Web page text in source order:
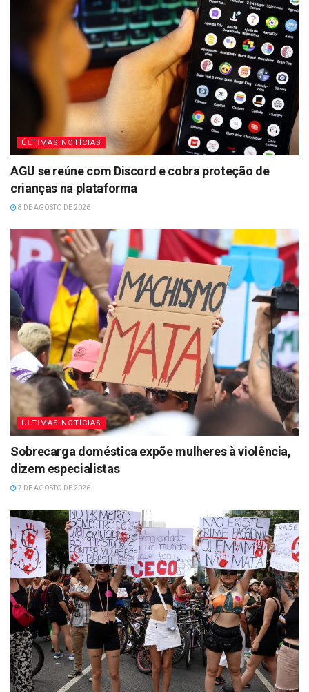
ÚLTIMAS NOTÍCIAS
AGU se reúne com Discord e cobra proteção de
crianças na plataforma
8 DE AGOSTO DE 2026
ÚLTIMAS NOTÍCIAS
Sobrecarga doméstica expõe mulheres à violência,
dizem especialistas
7 DE AGOSTO DE 2026